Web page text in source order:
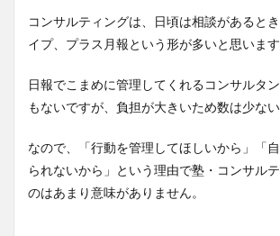
コンサルティングは、日頃は相談があると
イプ、プラス月報という形が多いと思います
日報でこまめに管理してくれるコンサルタ
もないですが、負担が大きいため数は少ない
なので、「行動を管理してほしいから」「
られないから」という理由で塾・コンサル
のはあまり意味がありません。